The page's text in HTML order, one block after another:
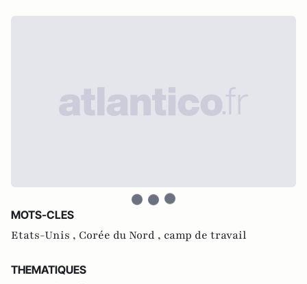
MOTS-CLES
Etats-Unis , Corée du Nord , camp de travail
THEMATIQUES